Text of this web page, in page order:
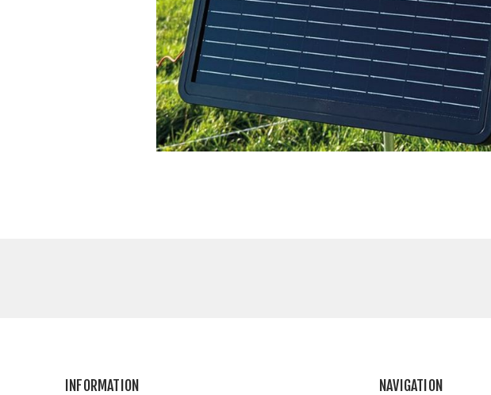
INFORMATION NAVIGATION